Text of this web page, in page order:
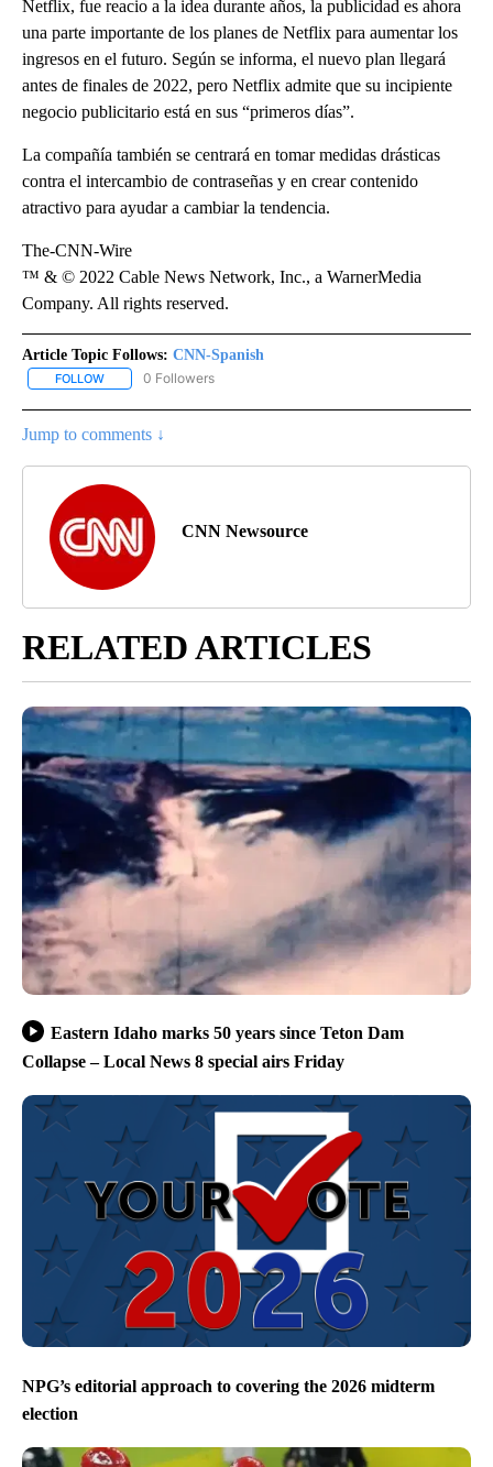
Netflix, fue reacio a la idea durante años, la publicidad es ahora
una parte importante de los planes de Netflix para aumentar los
ingresos en el futuro. Según se informa, el nuevo plan llegará
antes de finales de 2022, pero Netflix admite que su incipiente
negocio publicitario está en sus “primeros días”.
La compañía también se centrará en tomar medidas drásticas
contra el intercambio de contraseñas y en crear contenido
atractivo para ayudar a cambiar la tendencia.
The-CNN-Wire
™ & © 2022 Cable News Network, Inc., a WarnerMedia
Company. All rights reserved.
Article Topic Follows: CNN-Spanish
FOLLOW FOLLOW "CNN-SPANISH" TO RECEIVE NOTIFICATIONS ABOUT
0 Followers
Jump to comments ↓
CNN Newsource
RELATED ARTICLES
Eastern Idaho marks 50 years since Teton Dam
Collapse – Local News 8 special airs Friday
NPG’s editorial approach to covering the 2026 midterm
election